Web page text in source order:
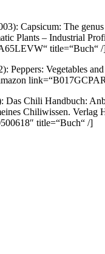
Capsicum: The
Plants – Industrial
title=“Buch“
Peppers: Vegetables
Das Chili Handbuch:
Chiliwissen. Verlag
title=“Buch“ /]